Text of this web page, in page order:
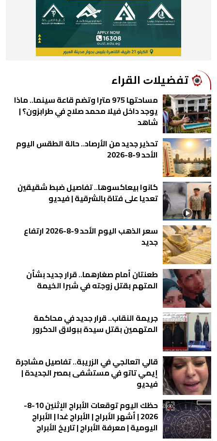
ﺗﻔﻀﻴﻼﺕ اﻟﻘﺮاء
مساحتها 975 مترا وتضم قاعة سينما.. ماذا
يوجد داخل فيلا محمد صلاح في طرابزون؟ |
شاهد
تحذير جديد من الأرصاد.. حالة الطقس اليوم
الأحد 9-8-2026
كانوا بيعاكسوها.. تفاصيل ضبط شقيقين
تعديا على فتاة بالشرقية | فيديو
سعر الذهب اليوم الأحد 9-8-2026 ارتفاع
جديد
طعنتان أمام صغارهما.. قرار جديد بشأن
المتهم بقتل زوجته في شبرا الخيمة
جريمة النقاب.. قرار جديد في محاكمة
المتهمين بقتل سيدة ببولاق الدكرور
قالي اتعالجي في الزريبة.. تفاصيل مشاجرة
إيمي تاتو في مستشفى بمصر الجديدة |
فيديو
حظك اليوم توقعات الأبراج الإثنين 10-8-
2026 | أشهر الأبراج | الأبراج غدا | الأبراج
اليومية | معرفة الأبراج | تاريخ الأبراج